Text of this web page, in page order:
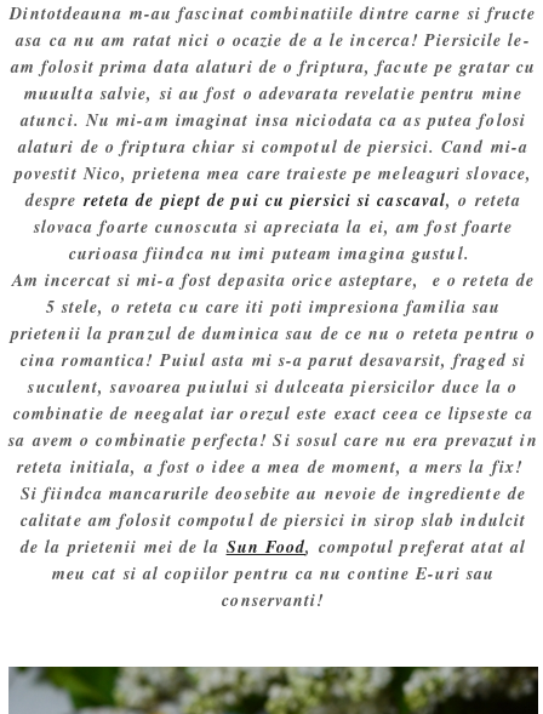
Dintotdeauna m-au fascinat combinatiile dintre carne si fructe
asa ca nu am ratat nici o ocazie de a le incerca! Piersicile le-
am folosit prima data alaturi de o friptura, facute pe gratar cu
muuulta salvie, si au fost o adevarata revelatie pentru mine
atunci. Nu mi-am imaginat insa niciodata ca as putea folosi
alaturi de o friptura chiar si compotul de piersici. Cand mi-a
povestit Nico, prietena mea care traieste pe meleaguri slovace,
desprereteta de piept de pui cu piersici si cascaval, o reteta
slovaca foarte cunoscuta si apreciata la ei, am fost foarte
curioasa fiindca nu imi puteam imagina gustul.
Am incercat si mi-a fost depasita orice asteptare, e o reteta de
5 stele, o reteta cu care iti poti impresiona familia sau
prietenii la pranzul de duminica sau de ce nu o reteta pentru o
cina romantica! Puiul asta mi s-a parut desavarsit, fraged si
suculent, savoarea puiului si dulceata piersicilor duce la o
combinatie de neegalat iar orezul este exact ceea ce lipseste ca
sa avem o combinatie perfecta! Si sosul care nu era prevazut in
reteta initiala, a fost o idee a mea de moment, a mers la fix!
Si fiindca mancarurile deosebite au nevoie de ingrediente de
calitate am folosit compotul de piersici in sirop slab indulcit
de la prietenii mei de la Sun Food, compotul preferat atat al
meu cat si al copiilor pentru ca nu contine E-uri sau
conservanti!